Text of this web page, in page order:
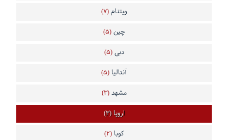
ویتنام(7)
چین(5)
دبی(5)
آنتالیا (5)
مشهد(3)
اروپا(3)
کوبا(2)